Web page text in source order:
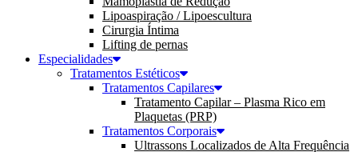
Lipoaspiração / Lipoescultura
Cirurgia Íntima
Lifting de pernas
Especialidades
Tratamentos Estéticos
Tratamentos Capilares
Tratamento Capilar – Plasma Rico em
Plaquetas (PRP)
Tratamentos Corporais
Ultrassons Localizados de Alta Frequência